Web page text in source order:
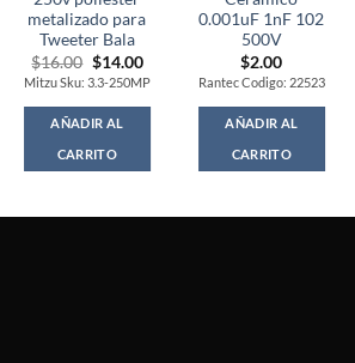
metalizado para
Tweeter Bala
$16.00 Original
price
was:
$16.00.
$14.00Current
price
is:
$14.00.
Mitzu Sku: 3.3-250MP
AÑADIR AL
CARRITO
0.001uF 1nF 102
500V
$2.00
Rantec Codigo: 22523
AÑADIR AL
CARRITO